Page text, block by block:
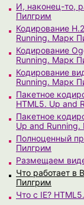
И, наконец-то,
Пилгрим
Кодирование
Running. Марк
Кодирование
Running. Марк
Кодирование
Running. Марк
Пакетное
HTML5. Up and
Пакетное
Up and
Полноценный
Пилгрим
Размещаем
Что работает в
Пилгрим
Что с IE?